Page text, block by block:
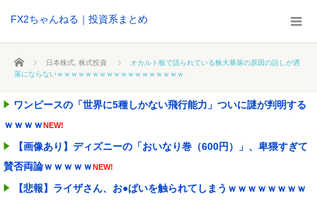
FX2ちゃんねる｜投資系まとめ
ホーム 日本株式 株式投資
オカルト板で語られている株大暴落の原因の話しが洒
落にならないｗｗｗｗｗｗｗｗｗｗｗｗｗｗｗｗｗｗ
ワンピースの「世界に5種しかない飛行能力」ついに謎が判明する
ｗｗｗｗNEW!
【画像あり】ディズニーの「おいなり巻（600円）」、卑猥すぎて
賛否両論ｗｗｗｗｗNEW!
【悲報】ライザさん、お●ぱいを触られてしまうｗｗｗｗｗｗｗｗ